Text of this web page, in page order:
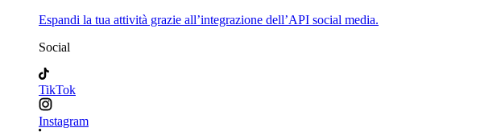
Espandi la tua attività grazie all’integrazione dell’API social media.
Social
TikTok
Instagram